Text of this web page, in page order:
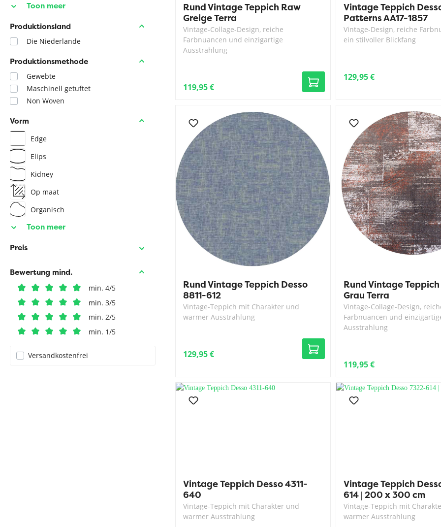
Toon meer
Produktionsland
Die Niederlande
Produktionsmethode
Gewebte
Maschinell getuftet
Non Woven
Vorm
Edge
Elips
Kidney
Op maat
Organisch
Toon meer
Preis
Bewertung mind.
min. 4/5
min. 3/5
min. 2/5
min. 1/5
Versandkostenfrei
Rund Vintage Teppich Raw
Greige Terra
Vintage-Collage-Design, reiche
Farbnuancen und einzigartige
Ausstrahlung
119,95 €
Vintage Teppich
Patterns AA17-1857
Vintage-Design, reiche
ein stilvoller Blickfang
129,95 €
Rund Vintage Teppich Desso
8811-612
Vintage-Teppich mit Charakter und
warmer Ausstrahlung
129,95 €
Rund Vintage
Grau Terra
Vintage-Collage-Design,
Farbnuancen und
Ausstrahlung
119,95 €
Vintage Teppich Desso 4311-
640
Vintage-Teppich mit Charakter und
warmer Ausstrahlung
Vintage Teppich
614 | 200 x 300 cm
Vintage-Teppich mit
warmer Ausstrahlung